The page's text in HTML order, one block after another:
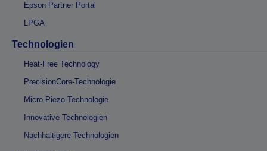
Epson Partner Portal
LPGA
Technologien
Heat-Free Technology
PrecisionCore-Technologie
Micro Piezo-Technologie
Innovative Technologien
Nachhaltigere Technologien